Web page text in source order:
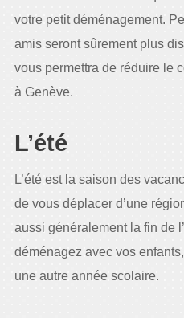
votre petit déménagement.
amis seront sûrement plus
vous permettra de réduire le
à Genève.
L’été
L’été est la saison des
de vous déplacer d’une
aussi généralement la fin de
déménagez avec vos
une autre année scolaire.